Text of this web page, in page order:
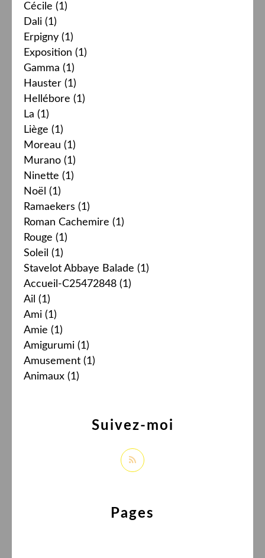
Cécile (1)
Dali (1)
Erpigny (1)
Exposition (1)
Gamma (1)
Hauster (1)
Hellébore (1)
La (1)
Liège (1)
Moreau (1)
Murano (1)
Ninette (1)
Noël (1)
Ramaekers (1)
Roman Cachemire (1)
Rouge (1)
Soleil (1)
Stavelot Abbaye Balade (1)
Accueil-C25472848 (1)
Ail (1)
Ami (1)
Amie (1)
Amigurumi (1)
Amusement (1)
Animaux (1)
Pages
Suivez-moi